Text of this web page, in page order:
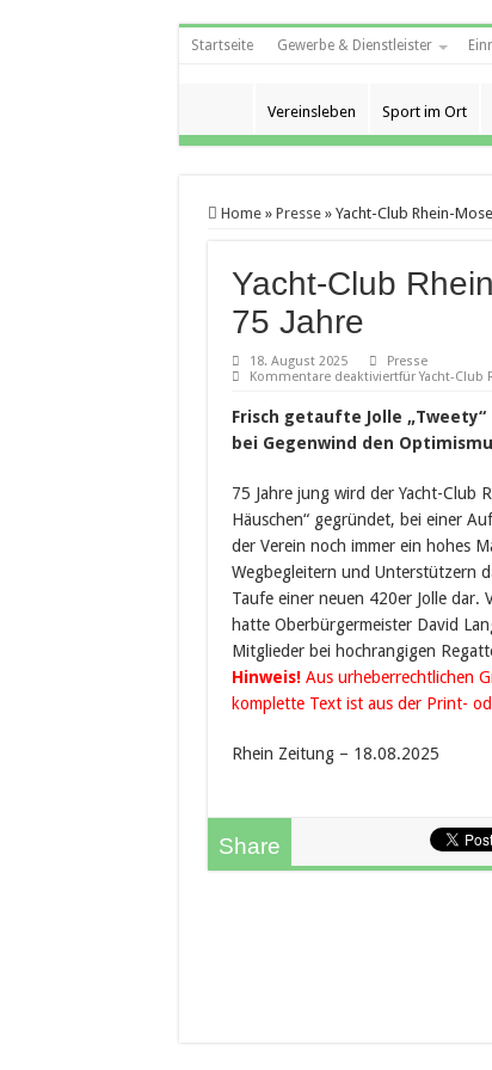
Startseite Gewerbe & Dienstleister
Vereinsleben Sport im Ort
Home » Presse » Yacht-Club Rhein-
Yacht-Club
75 Jahre
18. August 2025
Presse
Kommentare deaktiviertfür Yacht-Club
Frisch getaufte Jolle
bei Gegenwind den
75 Jahre jung wird der Yacht-Club
Häuschen“ gegründet, bei einer
der Verein noch immer ein hohes
Wegbegleitern und Unterstützern
Taufe einer neuen 420er Jolle dar.
hatte Oberbürgermeister David
Mitglieder bei hochrangigen
Hinweis!Aus urheberrechtlichen
komplette Text ist aus der Print-
Rhein Zeitung – 18.08.2025
Share